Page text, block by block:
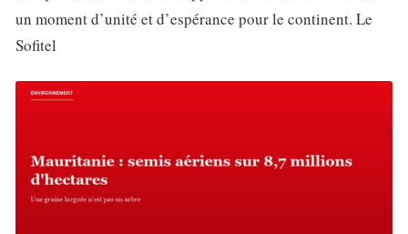
un moment d’unité et d’espérance pour le continent. Le
Sofitel